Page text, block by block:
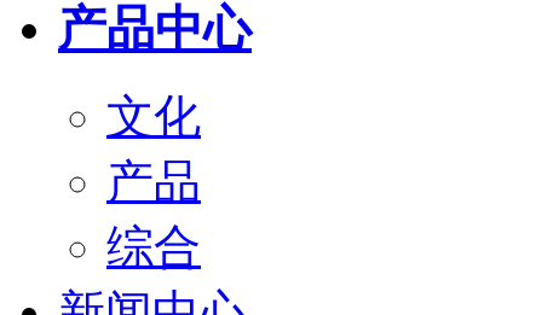
产品中心
文化
产品
综合